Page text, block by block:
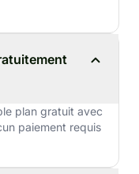
plan gratuit avec
paiement requis